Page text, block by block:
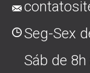
Seg-Sex
Sáb de